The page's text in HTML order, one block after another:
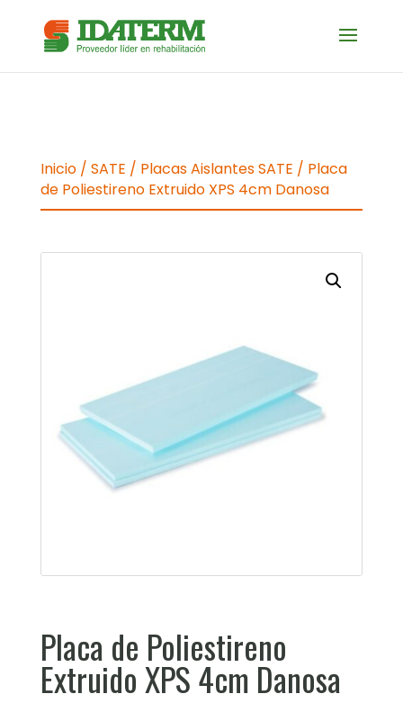
Inicio/ SATE / Placas Aislantes SATE / Placa
de Poliestireno Extruido XPS 4cm Danosa
Placa de Poliestireno
Extruido XPS 4cm Danosa